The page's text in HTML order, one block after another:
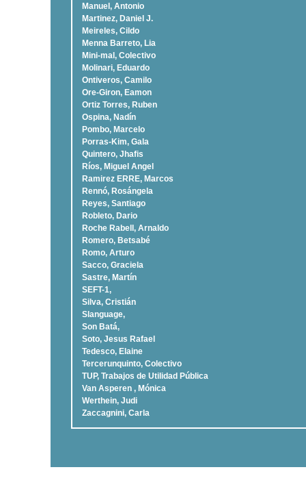
Manuel, Antonio
Martinez, Daniel J.
Meireles, Cildo
Menna Barreto, Lia
Mini-mal, Colectivo
Molinari, Eduardo
Ontiveros, Camilo
Ore-Giron, Eamon
Ortiz Torres, Ruben
Ospina, Nadí­n
Pombo, Marcelo
Porras-Kim, Gala
Quintero, Jhafis
Rí­os, Miguel Angel
Ramirez ERRE, Marcos
Rennó, Rosángela
Reyes, Santiago
Robleto, Dario
Roche Rabell, Arnaldo
Romero, Betsabé
Romo, Arturo
Sacco, Graciela
Sastre, Martí­n
SEFT-1,
Silva, Cristián
Slanguage,
Son Batá,
Soto, Jesus Rafael
Tedesco, Elaine
Tercerunquinto, Colectivo
TUP, Trabajos de Utilidad Pública
Van Asperen , Mónica
Werthein, Judi
Zaccagnini, Carla